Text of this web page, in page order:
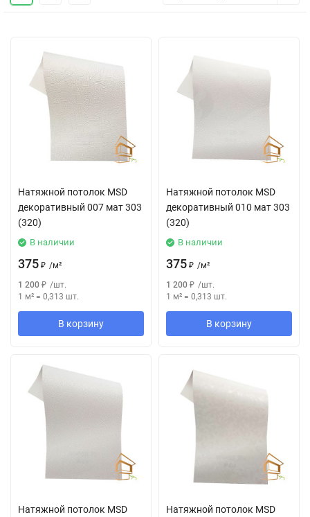
Натяжной потолок MSD
декоративный 007 мат 303
(320)
В наличии
375 ₽ /м²
1 200 ₽ /шт.
1 м² = 0,313 шт.
В корзину
Натяжной потолок MSD
декоративный 010 мат 303
(320)
В наличии
375 ₽ /м²
1 200 ₽ /шт.
1 м² = 0,313 шт.
В корзину
Натяжной потолок MSD
Натяжной потолок MSD